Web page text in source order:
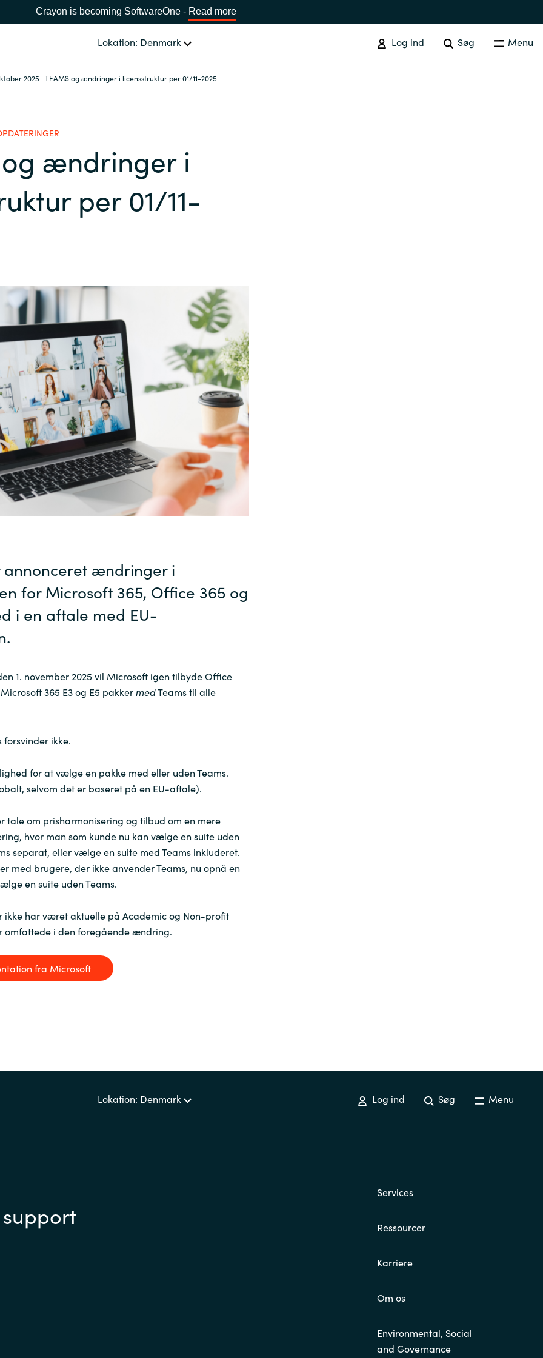
Crayon is becoming SoftwareOne - Read more
Lokation: Denmark Log ind Søg Menu
2025 | TEAMS og ændringer i licensstruktur per 01/11-2025
Africa
Bulgaria
Kuwait
Malaysia
Norway
Poland
Romania
Sweden
United Kingdom
og ændringer i
per 01/11-
annonceret ændringer i
for Microsoft 365, Office 365 og
i en aftale med EU-
1. november 2025 vil Microsoft igen tilbyde Office
365 E3 og E5 pakkermedTeams til alle
forsvinder ikke.
for at vælge en pakke med eller uden Teams.
selvom det er baseret på en EU-aftale).
tale om prisharmonisering og tilbud om en mere
hvor man som kunde nu kan vælge en suite uden
separat, eller vælge en suite med Teams inkluderet.
med brugere, der ikke anvender Teams, nu opnå en
en suite uden Teams.
har været aktuelle på Academic og Non-profit
omfattede i den foregående ændring.
fra Microsoft
Lokation: Denmark Log ind Søg Menu
Services
Ressourcer
Karriere
Om os
Environmental, Social
and Governance